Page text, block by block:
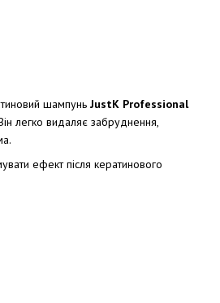
шампунь JustK Professional
легко видаляє забруднення,
ефект після кератинового